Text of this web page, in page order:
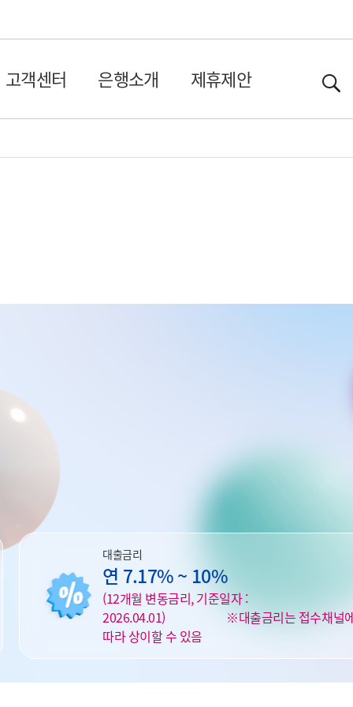
고객센터 은행소개 제휴제안
대출금리
연 7.17% ~ 10%
(12개월 변동금리, 기준일자 :
2026.04.01) ※대출금리는 접수채널
따라 상이할 수 있음